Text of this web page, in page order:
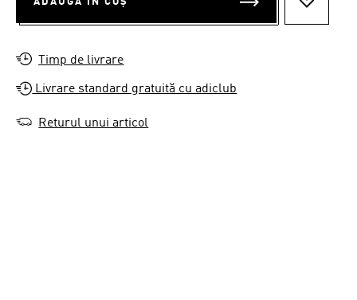
Timp de livrare
Livrare standard gratuită cu adiclub
Returul unui articol